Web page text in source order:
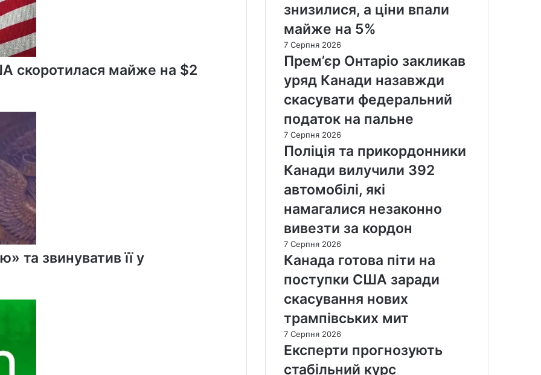
скоротилася майже на $2
та звинуватив її у
знизилися, а ціни впали
майже на 5%
7 Серпня 2026
Прем’єр Онтаріо закликав
уряд Канади назавжди
скасувати федеральний
податок на пальне
7 Серпня 2026
Поліція та прикордонники
Канади вилучили 392
автомобілі, які
намагалися незаконно
вивезти за кордон
7 Серпня 2026
Канада готова піти на
поступки США заради
скасування нових
трампівських мит
7 Серпня 2026
Експерти прогнозують
стабільний курс